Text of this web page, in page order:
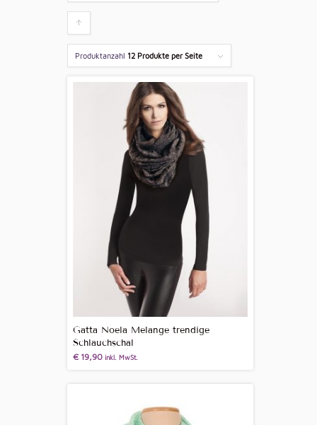
um
die
Produktanzahl 12 Produkte per Seite
Gatta Noela Melange trendige
Schlauchschal
€19,90 inkl. MwSt.